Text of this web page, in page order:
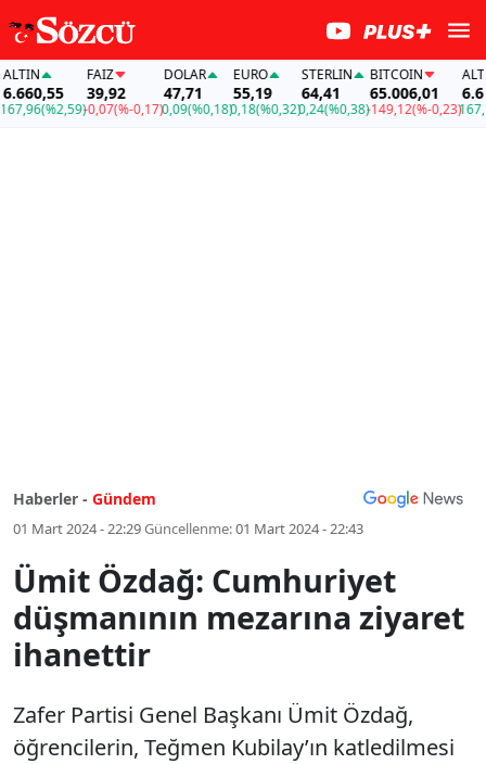
(%2,59)
FAİZ
39,92
-0,07(%-0,17)
DOLAR
47,71
0,09(%0,18)
EURO
55,19
0,18(%0,32)
STERLIN
64,41
0,24(%0,38)
BITCOIN
65.006,01
-149,12(%-0,23)
ALTIN
167,96
Haberler - Gündem
01 Mart 2024 - 22:29Güncellenme:01 Mart 2024 - 22:43
Ümit Özdağ: Cumhuriyet
düşmanının mezarına ziyaret
ihanettir
Zafer Partisi Genel Başkanı Ümit Özdağ,
öğrencilerin, Teğmen Kubilay’ın katledilmesi